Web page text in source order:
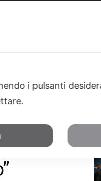
SPORT TN24TV
il
i pulsanti